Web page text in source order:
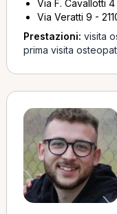
Via F. Cavallotti
Via Veratti 9 -
Prestazioni: visita
prima visita